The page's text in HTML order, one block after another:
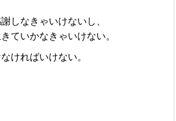
しなきゃいけないし、
ていかなきゃいけない。
ければいけない。